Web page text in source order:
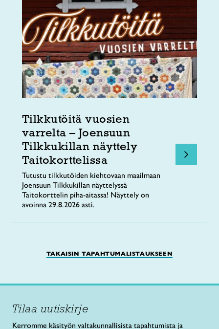
Tilkkutöitä vuosien
varrelta – Joensuun
Tilkkukillan näyttely
Taitokorttelissa
Tutustu tilkkutöiden kiehtovaan maailmaan
Joensuun Tilkkukillan näyttelyssä
Taitokorttelin piha-aitassa! Näyttely on
avoinna 29.8.2026 asti.
TAKAISIN TAPAHTUMALISTAUKSEEN
Tilaa uutiskirje
Kerromme käsityön valtakunnallisista tapahtumista ja